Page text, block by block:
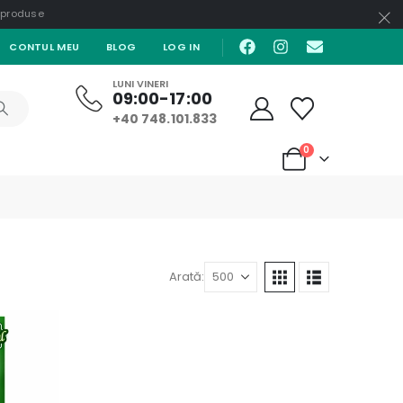
CONTUL MEU BLOG LOG IN
LUNI VINERI
09:00-17:00
+40 748.101.833
0
Arată: